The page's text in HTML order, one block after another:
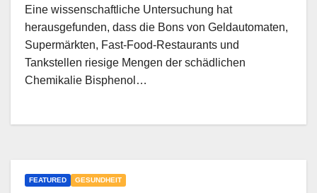
Eine wissenschaftliche Untersuchung hat
herausgefunden, dass die Bons von Geldautomaten,
Supermärkten, Fast-Food-Restaurants und
Tankstellen riesige Mengen der schädlichen
Chemikalie Bisphenol…
FEATURED GESUNDHEIT